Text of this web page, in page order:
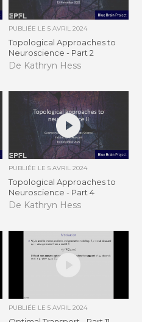
PUBLIÉE LE 5 AVRIL 2024
Topological Approaches to
Neuroscience - Part 2
De Kathryn Hess
PUBLIÉE LE 5 AVRIL 2024
Topological Approaches to
Neuroscience - Part 4
De Kathryn Hess
PUBLIÉE LE 5 AVRIL 2024